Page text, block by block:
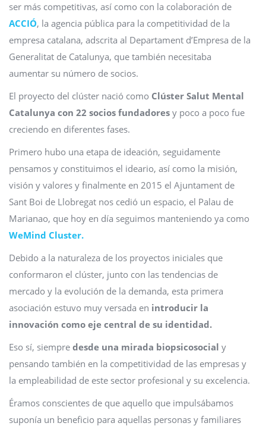
ser más competitivas, así como con la colaboración de
ACCIÓ, la agencia pública para la competitividad de la
empresa catalana, adscrita al Departament d’Empresa de la
Generalitat de Catalunya, que también necesitaba
aumentar su número de socios.
El proyecto del clúster nació como Clúster Salut Mental
Catalunya con 22 socios fundadores y poco a poco fue
creciendo en diferentes fases.
Primero hubo una etapa de ideación, seguidamente
pensamos y constituimos el ideario, así como la misión,
visión y valores y finalmente en 2015 el Ajuntament de
Sant Boi de Llobregat nos cedió un espacio, el Palau de
Marianao, que hoy en día seguimos manteniendo ya como
WeMind Cluster.
Debido a la naturaleza de los proyectos iniciales que
conformaron el clúster, junto con las tendencias de
mercado y la evolución de la demanda, esta primera
asociación estuvo muy versada en introducir la
innovación como eje central de su identidad.
Eso sí, siempre desde una mirada biopsicosocial y
pensando también en la competitividad de las empresas y
la empleabilidad de este sector profesional y su excelencia.
Éramos conscientes de que aquello que impulsábamos
suponía un beneficio para aquellas personas y familiares